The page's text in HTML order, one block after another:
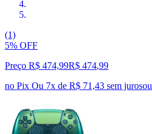
(1)
5% OFF
Preço R$ 474,99R$ 474,99
no Pix Ou 7x de R$ 71,43 sem jurosou